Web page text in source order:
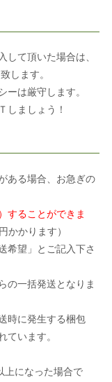
して頂いた場合は、
致します。
ーは厳守します。
しましょう！
ある場合、お急ぎの
することができま
かかります）
希望」とご記入下さ
の一括発送となりま
時に発生する梱包
ています。
上になった場合で